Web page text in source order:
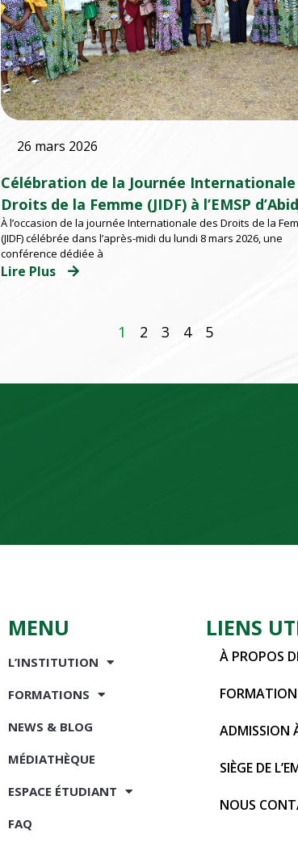
26 mars 2026
Célébration de la Journée Internationale
Droits de la Femme (JIDF) à l’EMSP
À l’occasion de la journée Internationale des Droits de la
(JIDF) célébrée dans l’après-midi du lundi 8 mars 2026, une
conférence dédiée à
Lire Plus
1 2 3 4 5
MENU
L’INSTITUTION
FORMATIONS
NEWS & BLOG
MÉDIATHÈQUE
ESPACE ÉTUDIANT
FAQ
LIENS
À PROPOS
ADMISSION
SIÈGE DE
NOUS